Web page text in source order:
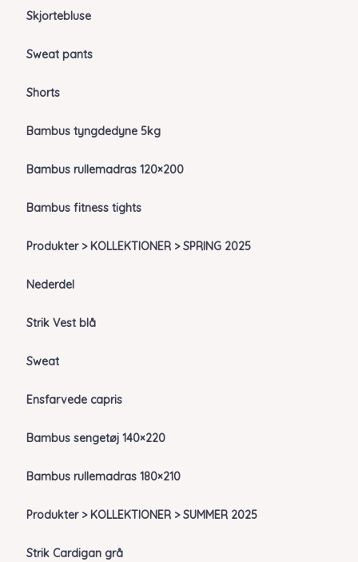
Skjortebluse
Sweat pants
Shorts
Bambus tyngdedyne 5kg
Bambus rullemadras 120×200
Bambus fitness tights
Produkter > KOLLEKTIONER > SPRING 2025
Nederdel
Strik Vest blå
Sweat
Ensfarvede capris
Bambus sengetøj 140×220
Bambus rullemadras 180×210
Produkter > KOLLEKTIONER > SUMMER 2025
Strik Cardigan grå